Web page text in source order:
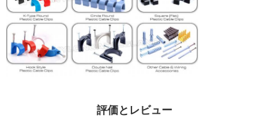
評価とレビュー